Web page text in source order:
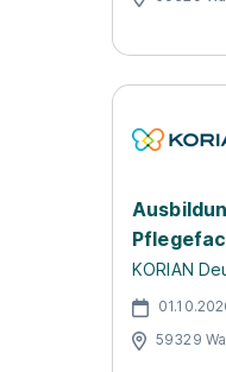
KORIAN
59329